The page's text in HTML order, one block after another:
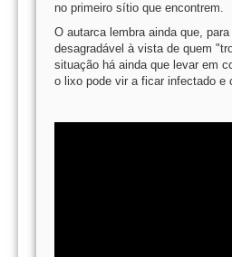
no primeiro sítio que encontrem.
O autarca lembra ainda que,
desagradável à vista de quem
situação há ainda que levar em
o lixo pode vir a ficar infectado e